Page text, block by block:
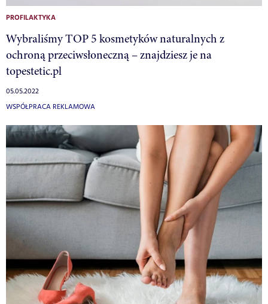
PROFILAKTYKA
Wybraliśmy TOP 5 kosmetyków naturalnych z
ochroną przeciwsłoneczną – znajdziesz je na
topestetic.pl
05.05.2022
WSPÓŁPRACA REKLAMOWA